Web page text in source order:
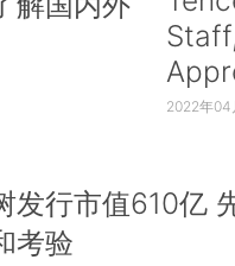
2022年04
发行市值610亿
考验